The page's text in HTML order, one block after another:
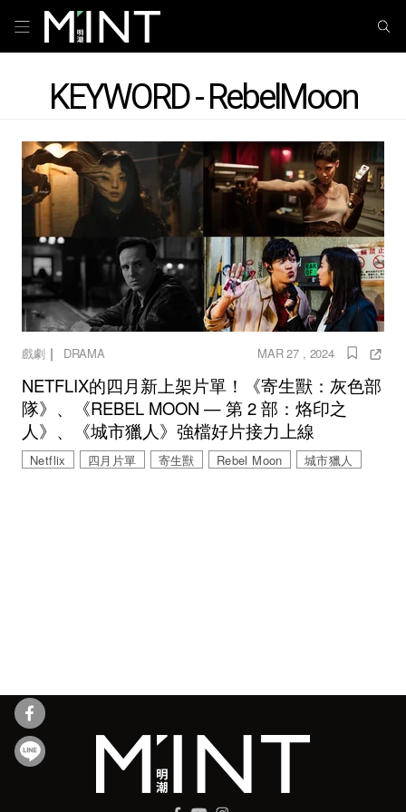
KEYWORD - RebelMoon
戲劇｜ DRAMA MAR 27 , 2024
NETFLIX的四月新上架片單！《寄生獸：灰色部
隊》、《REBEL MOON — 第 2 部：烙印之
人》、《城市獵人》強檔好片接力上線
Netflix 四月片單 寄生獸 Rebel Moon 城市獵人